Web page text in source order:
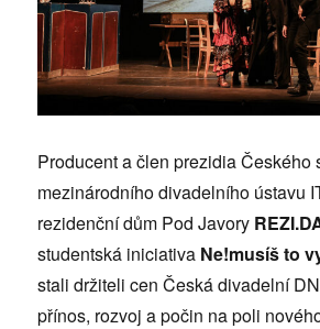
Producent a člen prezidia Českého
mezinárodního divadelního ústavu
rezidenční dům Pod Javory
studentská iniciativa Ne!musíš to
stali držiteli cen Česká divadelní
přínos, rozvoj a počin na poli